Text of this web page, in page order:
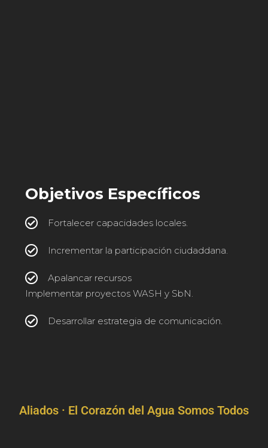
Objetivos Específicos
Fortalecer capacidades locales.
Incrementar la participación ciudaddana.
Apalancar recursos
Implementar proyectos WASH y SbN.
Desarrollar estrategia de comunicación.
Aliados · El Corazón del Agua Somos Todos